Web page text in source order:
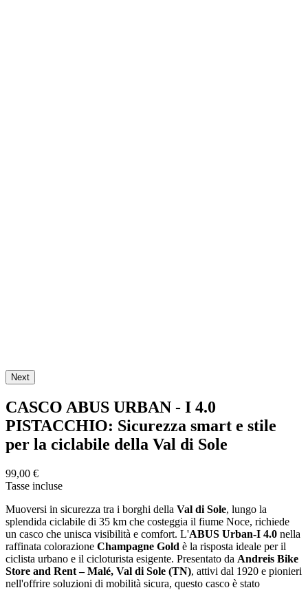
Next
CASCO ABUS URBAN - I 4.0
PISTACCHIO: Sicurezza smart e stile
per la ciclabile della Val di Sole
99,00 €
Tasse incluse
Muoversi in sicurezza tra i borghi della Val di Sole, lungo la
splendida ciclabile di 35 km che costeggia il fiume Noce, richiede
un casco che unisca visibilità e comfort. L'ABUS Urban-I 4.0 nella
raffinata colorazione Champagne Gold è la risposta ideale per il
ciclista urbano e il cicloturista esigente. Presentato da Andreis Bike
Store and Rent – Malé, Val di Sole (TN), attivi dal 1920 e pionieri
nell'offrire soluzioni di mobilità sicura, questo casco è stato